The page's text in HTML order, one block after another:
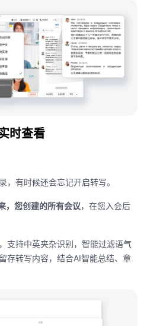
时查看
，有时候还会忘记开启转写。
，您创建的所有会议，在您入会后
支持中英夹杂识别，智能过滤语气
存转写内容，结合AI智能总结、章